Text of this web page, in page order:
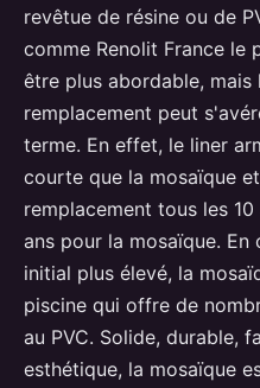
revêtue de résine ou de
comme Renolit France le
être plus abordable,
remplacement peut
terme. En effet, le liner
courte que la mosaïque
remplacement tous les
ans pour la mosaïque.
initial plus élevé, la
piscine qui offre de
au PVC. Solide, durable,
esthétique, la mosaïque